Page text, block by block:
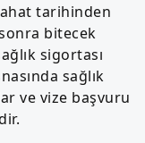
tarihinden
bitecek
sigortası
sağlık
ve vize başvuru